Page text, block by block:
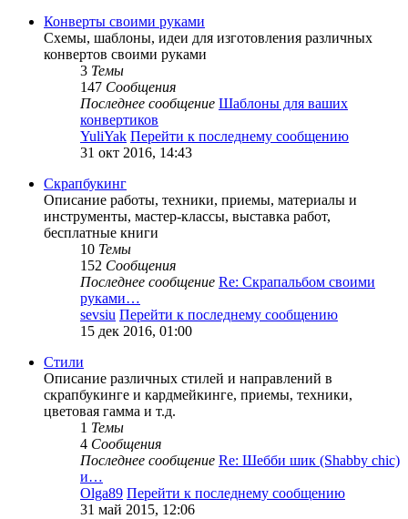
Конверты своими руками
Схемы, шаблоны, идеи для изготовления различных
конвертов своими руками
3 Темы
147 Сообщения
Последнее сообщение Шаблоны для ваших
конвертиков
YuliYak Перейти к последнему сообщению
31 окт 2016, 14:43
Скрапбукинг
Описание работы, техники, приемы, материалы и
инструменты, мастер-классы, выставка работ,
бесплатные книги
10 Темы
152 Сообщения
Последнее сообщение Re: Скрапальбом своими
руками…
sevsiu Перейти к последнему сообщению
15 дек 2016, 01:00
Стили
Описание различных стилей и направлений в
скрапбукинге и кардмейкинге, приемы, техники,
цветовая гамма и т.д.
1 Темы
4 Сообщения
Последнее сообщение Re: Шебби шик (Shabby chic)
и…
Olga89 Перейти к последнему сообщению
31 май 2015, 12:06